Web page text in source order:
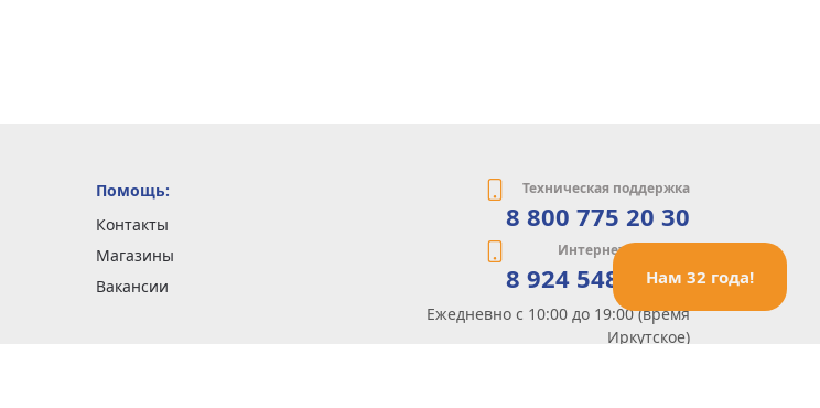
Нам 32 года!
Помощь:
Контакты
Магазины
Вакансии
Техническая поддержка
8 800 775 20 30
Интернет-магазин
8 924 548 85 07
Ежедневно с 10:00 до 19:00 (время
Иркутское)